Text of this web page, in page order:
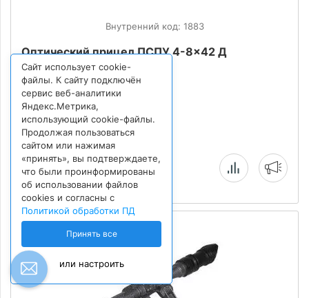
Внутренний код: 1883
Оптический прицел ПСПУ 4-8x42 Д
44 000₽
Нет в наличии
Сайт использует cookie-
файлы. К сайту подключён
сервис веб-аналитики
Яндекс.Метрика,
использующий cookie-файлы.
Продолжая пользоваться
сайтом или нажимая
«принять», вы подтверждаете,
что были проинформированы
об использовании файлов
cookies и согласны с
Политикой обработки ПД
Принять все
или настроить